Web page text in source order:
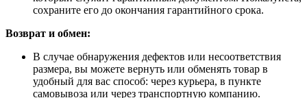
сохраните его до окончания гарантийного срока.
Возврат и обмен:
В случае обнаружения дефектов или несоответствия
размера, вы можете вернуть или обменять товар в
удобный для вас способ: через курьера, в пункте
самовывоза или через транспортную компанию.